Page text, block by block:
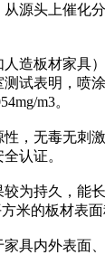
源头上催化
造板材家具
试表明，喷
m3。
，无毒无刺
认证。
为持久，能
米的板材表面
具内外表面